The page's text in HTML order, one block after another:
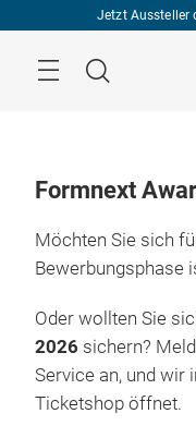
Jetzt Aussteller
Suche
Formnext
Möchten Sie sich
Bewerbungsphase
Oder wollten Sie
2026 sichern?
Service an, und wir
Ticketshop öffnet.